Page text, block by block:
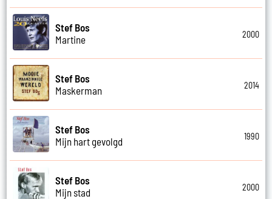
Stef Bos
Martine
2000
Stef Bos
Maskerman
2014
Stef Bos
Mijn hart gevolgd
1990
Stef Bos
Mijn stad
2000